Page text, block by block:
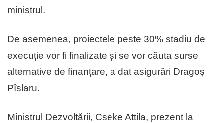
ministrul.
De asemenea, proiectele peste 30% stadiu de
execuție vor fi finalizate și se vor căuta surse
alternative de finanțare, a dat asigurări Dragoș
Pîslaru.
Ministrul Dezvoltării, Cseke Attila, prezent la